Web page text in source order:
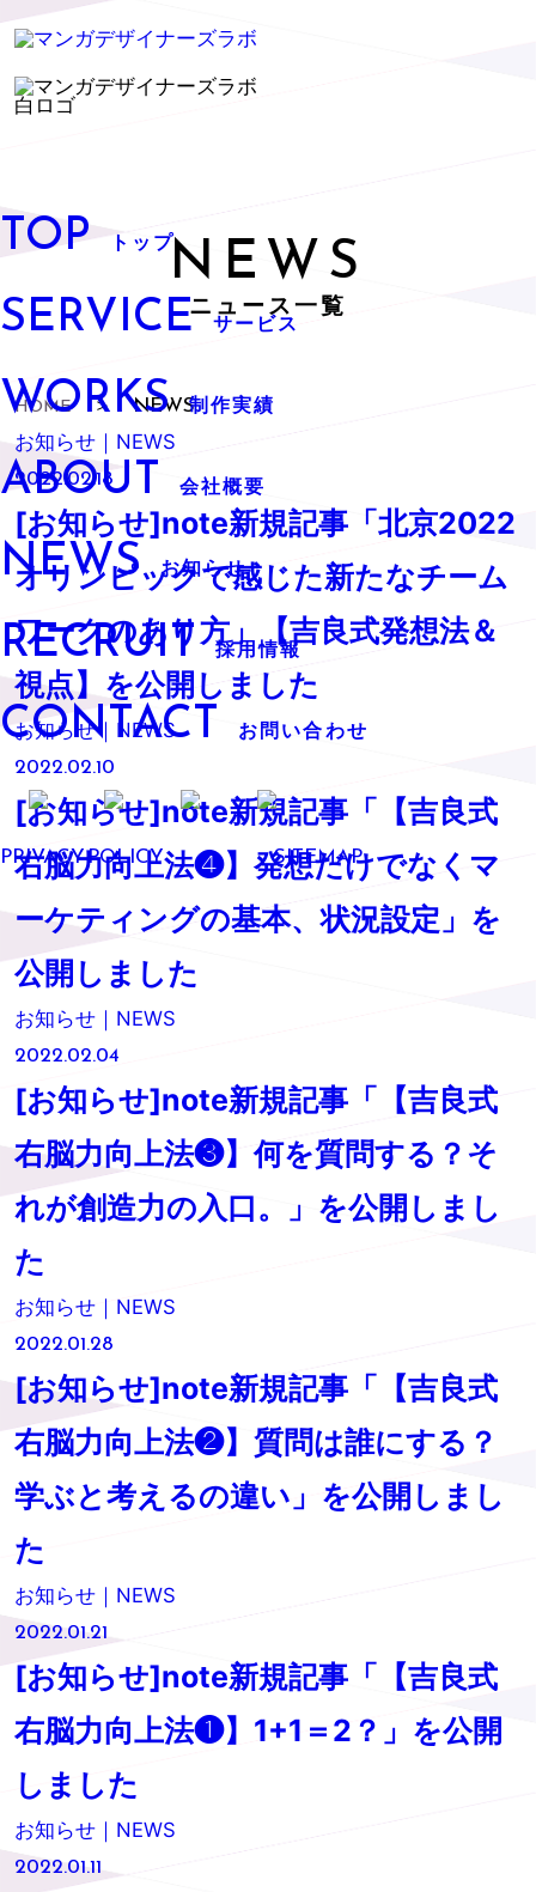
TOP トップ
SERVICE サービス
WORKS 制作実績
ABOUT 会社概要
NEWS お知らせ
RECRUIT 採用情報
CONTACT お問い合わせ
PRIVACY POLICY SITEMAP
NEWS
ニュース一覧
HOME＞NEWS
お知らせ｜NEWS
2022.02.18
[お知らせ]note新規記事「北京2022
オリンピックで感じた新たなチーム
ワークのあり方」【吉良式発想法＆
視点】を公開しました
お知らせ｜NEWS
2022.02.10
[お知らせ]note新規記事「【吉良式
右脳力向上法❹】発想だけでなくマ
ーケティングの基本、状況設定」を
公開しました
お知らせ｜NEWS
2022.02.04
[お知らせ]note新規記事「【吉良式
右脳力向上法❸】何を質問する？そ
れが創造力の入口。」を公開しまし
た
お知らせ｜NEWS
2022.01.28
[お知らせ]note新規記事「【吉良式
右脳力向上法❷】質問は誰にする？
学ぶと考えるの違い」を公開しまし
た
お知らせ｜NEWS
2022.01.21
[お知らせ]note新規記事「【吉良式
右脳力向上法❶】1+1＝2？」を公開
しました
お知らせ｜NEWS
2022.01.11